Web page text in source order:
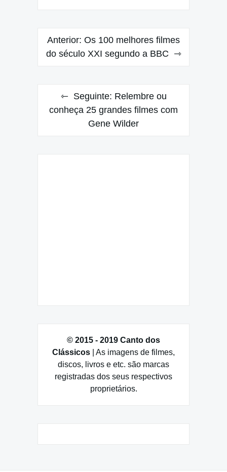
Navegação
de
Anterior: Os 100 melhores filmes
do século XXI segundo a BBC
Seguinte: Relembre ou
conheça 25 grandes filmes com
Gene Wilder
© 2015 - 2019 Canto dos
Clássicos | As imagens de filmes,
discos, livros e etc. são marcas
registradas dos seus respectivos
proprietários.